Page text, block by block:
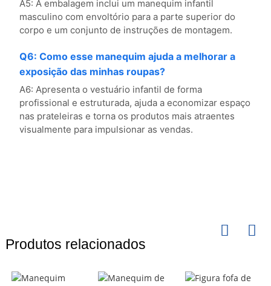
A5: A embalagem inclui um manequim infantil
masculino com envoltório para a parte superior do
corpo e um conjunto de instruções de montagem.
Q6: Como esse manequim ajuda a melhorar a
exposição das minhas roupas?
A6: Apresenta o vestuário infantil de forma
profissional e estruturada, ajuda a economizar espaço
nas prateleiras e torna os produtos mais atraentes
visualmente para impulsionar as vendas.
Produtos relacionados